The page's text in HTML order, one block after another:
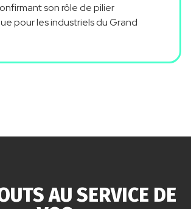
son rôle de pilier
pour les industriels du Grand
AU SERVICE DE